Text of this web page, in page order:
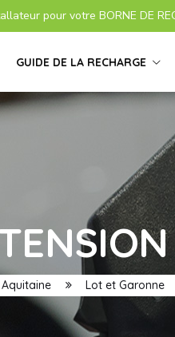
pour votre BORNE DE
GUIDE DE LA RECHARGE
Aquitaine Lot et Garonne